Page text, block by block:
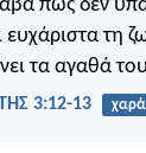
πως δεν
τη
τα αγαθά
3:12-13 χαρά